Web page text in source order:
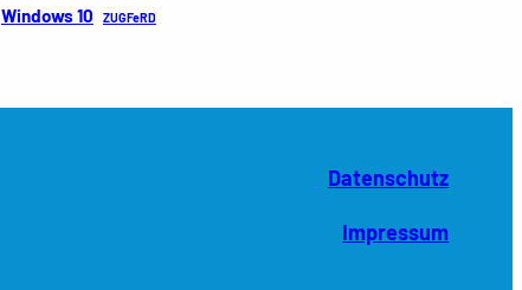
Windows 10 ZUGFeRD
Datenschutz
Impressum